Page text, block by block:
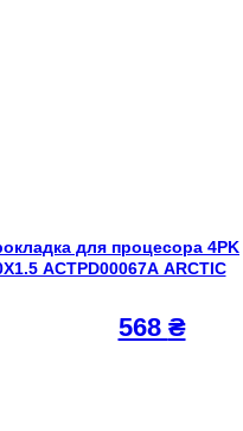
для процесора 4PK
ACTPD00067A ARCTIC
568 ₴